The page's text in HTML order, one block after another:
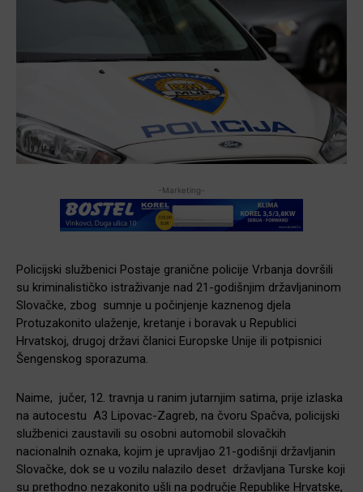
-Marketing-
Policijski službenici Postaje granične policije Vrbanja dovršili
su kriminalističko istraživanje nad 21-godišnjim državljaninom
Slovačke, zbog sumnje u počinjenje kaznenog djela
Protuzakonito ulaženje, kretanje i boravak u Republici
Hrvatskoj, drugoj državi članici Europske Unije ili potpisnici
Šengenskog sporazuma.
Naime, jučer, 12. travnja u ranim jutarnjim satima, prije izlaska
na autocestu A3 Lipovac-Zagreb, na čvoru Spačva, policijski
službenici zaustavili su osobni automobil slovačkih
nacionalnih oznaka, kojim je upravljao 21-godišnji državljanin
Slovačke, dok se u vozilu nalazilo deset državljana Turske koji
su prethodno nezakonito ušli na područje Republike Hrvatske,